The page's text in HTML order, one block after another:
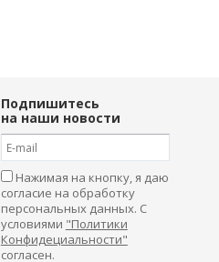
Подпишитесь
на наши новости
Нажимая на кнопку, я даю
согласие на обработку
персональных данных. С
условиями "Политики
Конфидециальности"
согласен.